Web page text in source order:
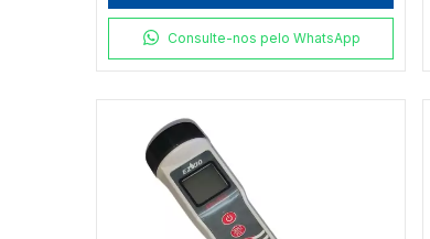
AUTO CALIBRAÇÃO A PROVA
DE ÁGUA, ELETRODO TIPO
REPOSIÇÃO - MODELO: 6031
Consulte-nos pelo WhatsApp